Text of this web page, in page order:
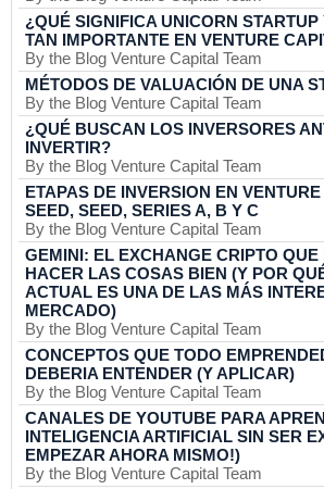
¿QUÉ SIGNIFICA UNICORN
TAN IMPORTANTE EN VENTURE
By the Blog Venture Capital Team
MÉTODOS DE VALUACIÓN DE UNA
By the Blog Venture Capital Team
¿QUÉ BUSCAN LOS INVERSORES
INVERTIR?
By the Blog Venture Capital Team
ETAPAS DE INVERSION EN
SEED, SEED, SERIES A, B Y C
By the Blog Venture Capital Team
GEMINI: EL EXCHANGE CRIPTO QUE
HACER LAS COSAS BIEN (Y POR
ACTUAL ES UNA DE LAS MÁS
MERCADO)
By the Blog Venture Capital Team
CONCEPTOS QUE TODO
DEBERIA ENTENDER (Y APLICAR)
By the Blog Venture Capital Team
CANALES DE YOUTUBE PARA
INTELIGENCIA ARTIFICIAL SIN SER
EMPEZAR AHORA MISMO!)
By the Blog Venture Capital Team